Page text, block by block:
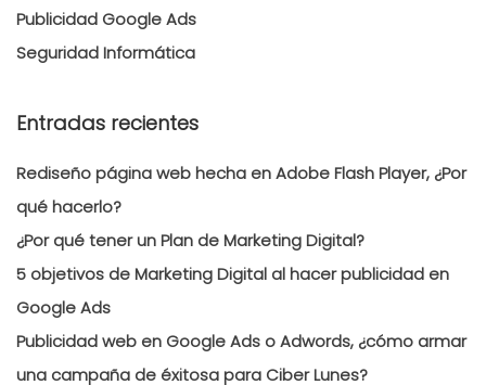
Publicidad Google Ads
Seguridad Informática
Entradas recientes
Rediseño página web hecha en Adobe Flash Player, ¿Por
qué hacerlo?
¿Por qué tener un Plan de Marketing Digital?
5 objetivos de Marketing Digital al hacer publicidad en
Google Ads
Publicidad web en Google Ads o Adwords, ¿cómo armar
una campaña de éxitosa para Ciber Lunes?